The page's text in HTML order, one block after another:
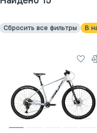
Сбросить все фильтры В